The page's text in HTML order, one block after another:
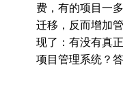
费，有的项目一
迁移，反而增加
现了：有没有真
项目管理系统？答